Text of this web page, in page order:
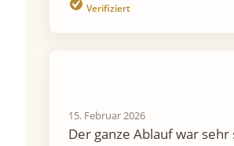
Verifiziert
15. Februar 2026
Der ganze Ablauf war sehr